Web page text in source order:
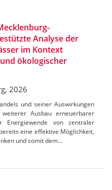
Analyse der
im Kontext
ökologischer
2026
und seiner Auswirkungen
Ausbau erneuerbarer
von zentraler
eine effektive Möglichkeit,
und somit dem…